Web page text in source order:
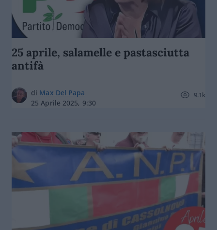
25 aprile, salamelle e pastasciutta
antifà
di Max Del Papa
25 Aprile 2025, 9:30
9.1k